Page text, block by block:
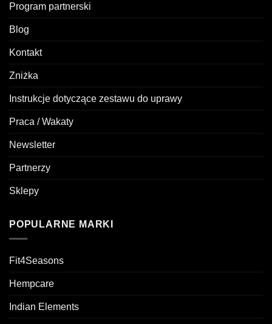
Program partnerski
Blog
Kontakt
Zniżka
Instrukcje dotyczące zestawu do uprawy
Praca / Wakaty
Newsletter
Partnerzy
Sklepy
POPULARNE MARKI
Fit4Seasons
Hempcare
Indian Elements